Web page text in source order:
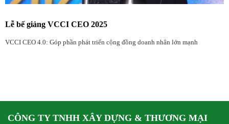
Lễ bế giảng VCCI CEO 2025
VCCI CEO 4.0: Góp phần phát triển cộng đồng doanh nhân lớn mạnh
CÔNG TY TNHH XÂY DỰNG & THƯƠNG MẠI